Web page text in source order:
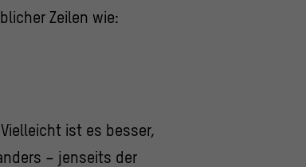
Zeilen wie:
ist es besser,
– jenseits der